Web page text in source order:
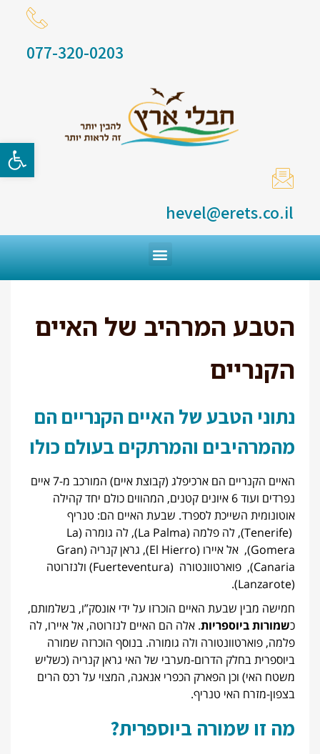
פתח
077-320-0203
hevel@erets.co.il
הטבע המרהיב של האיים
הקנריים
נתוני הטבע של האיים הקנריים הם
מהמרהיבים והמרתקים בעולם כולו
האיים הקנריים הם ארכיפלג (קבוצת איים) המורכב מ-7 איים
נפרדים ועוד 6 איונים קטנים, המהווים כולם יחד קהילה
אוטונומית השייכת לספרד. שבעת האיים הם: טנריף
(Tenerife), לה פלמה (La Palma), לה גומרה (La
Gomera), אל איירו (El Hierro), גראן קנריה (Gran
Canaria), פוארטוונטורה (Fuerteventura) ולנזרוטה
(Lanzarote).
חמישה מבין שבעת האיים הוכרזו על ידי אונסק”ו, בשלמותם,
כשמורות ביוספריות. אלה הם האיים לנזרוטה, אל איירו, לה
פלמה, פוארטוונטורה ולה גומורה. בנוסף הוכרזה שמורה
ביוספרית בחלק הדרום-מערבי של האי גראן קנריה (כשליש
משטח האי) וכן הפארק הכפרי אנאגה, המצוי על רכס הרים
בצפון-מזרח האי טנריף.
מה זו שמורה ביוספרית?